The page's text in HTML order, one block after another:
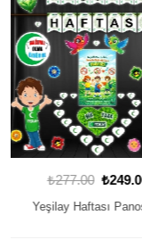
₺277.00
Okulda İlk Günüm